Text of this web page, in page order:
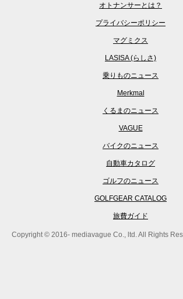
オトナンサーとは？
プライバシーポリシー
マグミクス
LASISA (らしさ)
乗りものニュース
Merkmal
くるまのニュース
VAGUE
バイクのニュース
自動車カタログ
ゴルフのニュース
GOLFGEAR CATALOG
旅費ガイド
Copyright © 2016- mediavague Co., ltd. All Rights